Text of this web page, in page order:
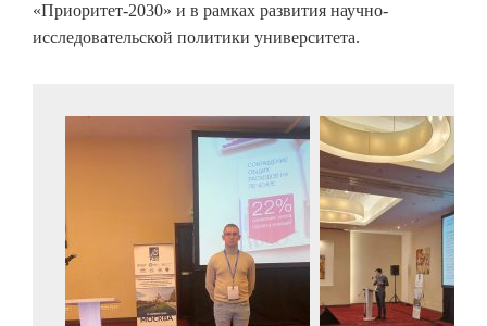
«Приоритет-2030» и в рамках развития научно-
исследовательской политики университета.